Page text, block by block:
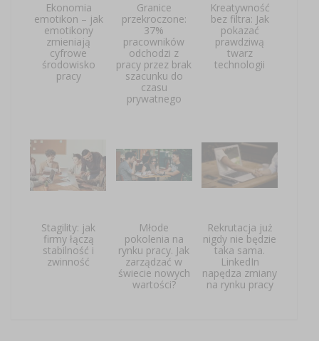
Ekonomia
emotikon – jak
emotikony
zmieniają
cyfrowe
środowisko
pracy
Granice
przekroczone:
37%
pracowników
odchodzi z
pracy przez brak
szacunku do
czasu
prywatnego
Kreatywność
bez filtra: Jak
pokazać
prawdziwą
twarz
technologii
Stagility: jak
firmy łączą
stabilność i
zwinność
Młode
pokolenia na
rynku pracy. Jak
zarządzać w
świecie nowych
wartości?
Rekrutacja już
nigdy nie będzie
taka sama.
LinkedIn
napędza zmiany
na rynku pracy